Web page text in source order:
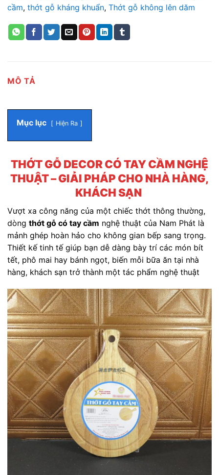
cầm, thớt gỗ kháng khuẩn, Thớt gỗ không lên dăm
MÔ TẢ
Mục lục Hiện Ra
THỚT GỖ DECOR CÓ TAY CẦM NGHỆ
THUẬT – GIẢI PHÁP CHO NHÀ HÀNG,
KHÁCH SẠN
Vượt xa công năng của một chiếc thớt thông thường,
dòng thớt gỗ có tay cầm nghệ thuật của Nam Phát là
mảnh ghép hoàn hảo cho không gian bếp sang trọng.
Thiết kế tinh tế giúp bạn dễ dàng bày trí các món bít
tết, phô mai hay bánh ngọt, biến mỗi bữa ăn tại nhà
hàng, khách sạn trở thành một tác phẩm nghệ thuật